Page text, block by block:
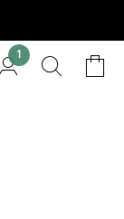
1